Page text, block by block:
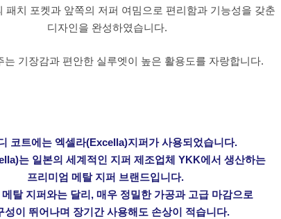
패치 포켓과 앞쪽의 저퍼 여밈으로 편리함과 기능성을 갖춘
디자인을 완성하였습니다.
는 기장감과 편안한 실루엣이 높은 활용도를 자랑합니다.
코트에는 엑셀라(Excella)지퍼가 사용되었습니다.
는 일본의 세계적인 지퍼 제조업체 YKK에서 생산하는
프리미엄 메탈 지퍼 브랜드입니다.
탈 지퍼와는 달리, 매우 정밀한 가공과 고급 마감으로
성이 뛰어나며 장기간 사용해도 손상이 적습니다.